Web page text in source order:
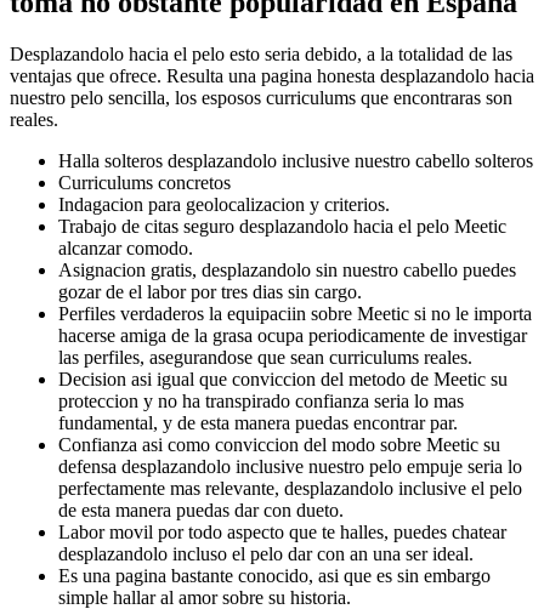
Desplazandolo hacia el pelo esto seri­a debido, a la totalidad de las
ventajas que ofrece. Resulta una pagina honesta desplazandolo hacia
nuestro pelo sencilla, los esposos curriculums que encontraras son
reales.
Halla solteros desplazandolo inclusive nuestro cabello solteros
Curriculums concretos
Indagacion para geolocalizacion y criterios.
Trabajo de citas seguro desplazandolo hacia el pelo Meetic
alcanzar comodo.
Asignacion gratis, desplazandolo sin nuestro cabello puedes
gozar de el labor por tres dias sin cargo.
Perfiles verdaderos la equipaciin sobre Meetic si no le importa
hacerse amiga de la grasa ocupa periodicamente de investigar
las perfiles, asegurandose que sean curriculums reales.
Decision asi­ igual que conviccion del metodo de Meetic su
proteccion y no ha transpirado confianza seri­a lo mas
fundamental, y de esta manera puedas encontrar par.
Confianza asi­ como conviccion del modo sobre Meetic su
defensa desplazandolo inclusive nuestro pelo empuje seri­a lo
perfectamente mas relevante, desplazandolo inclusive el pelo
de esta manera puedas dar con dueto.
Labor movil por todo aspecto que te halles, puedes chatear
desplazandolo incluso el pelo dar con an una ser ideal.
Es una pagina bastante conocido, asi que es sin embargo
simple hallar al amor sobre su historia.